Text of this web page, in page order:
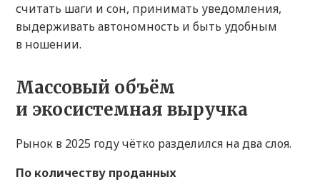
считать шаги и сон, принимать уведомления,
выдерживать автономность и быть удобным
в ношении.
Массовый объём
и экосистемная выручка
Рынок в 2025 году чётко разделился на два слоя.
По количеству проданных